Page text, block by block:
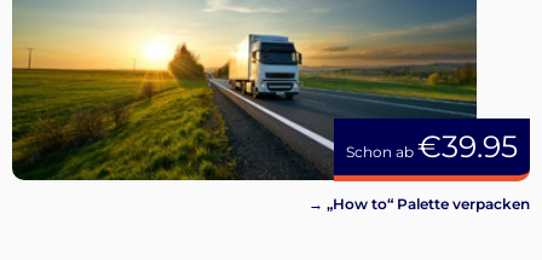
Schon ab €39.95
→ „How to“ Palette verpacken